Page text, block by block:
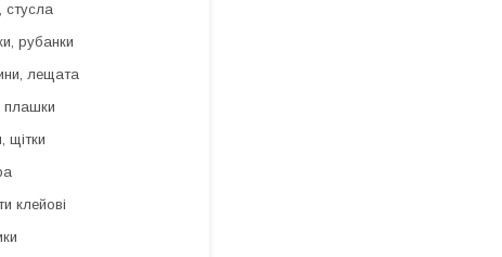
стусла
рубанки
лещата
плашки
щітки
клейові